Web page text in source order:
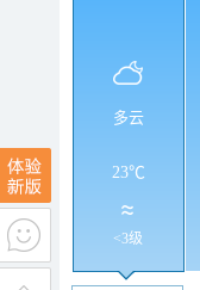
多云
23℃
<3级